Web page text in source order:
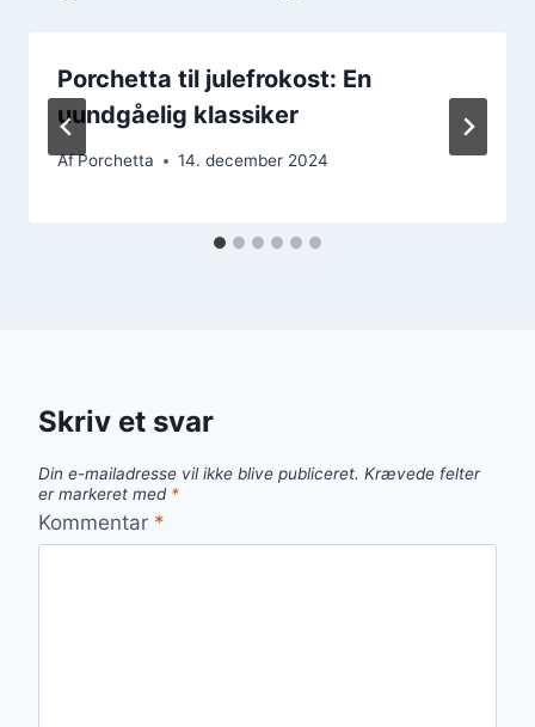
Porchetta til julefrokost: En
uundgåelig klassiker
AfPorchetta 14. december 2024
Skriv et svar
Din e-mailadresse vil ikke blive publiceret. Krævede felter
er markeret med *
Kommentar *